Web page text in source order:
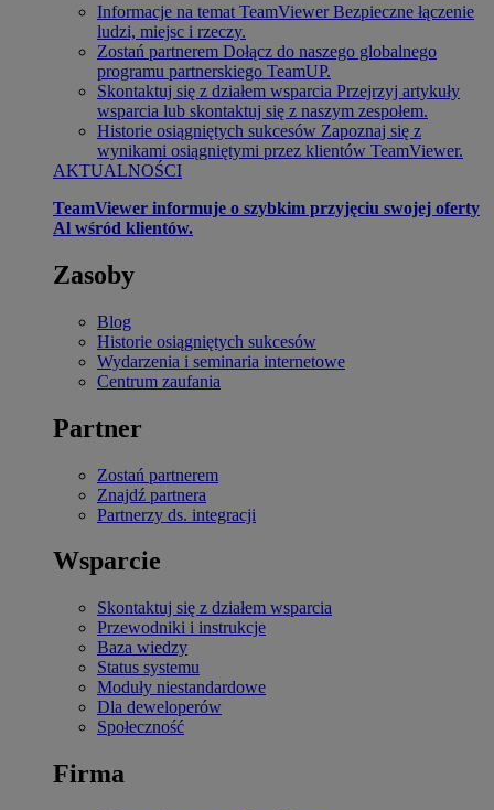
Informacje na temat TeamViewer Bezpieczne łączenie
ludzi, miejsc i rzeczy.
Zostań partnerem Dołącz do naszego globalnego
programu partnerskiego TeamUP.
Skontaktuj się z działem wsparcia Przejrzyj artykuły
wsparcia lub skontaktuj się z naszym zespołem.
Historie osiągniętych sukcesów Zapoznaj się z
wynikami osiągniętymi przez klientów TeamViewer.
AKTUALNOŚCI
TeamViewer informuje o szybkim przyjęciu swojej oferty
Al wśród klientów.
Zasoby
Blog
Historie osiągniętych sukcesów
Wydarzenia i seminaria internetowe
Centrum zaufania
Partner
Zostań partnerem
Znajdź partnera
Partnerzy ds. integracji
Wsparcie
Skontaktuj się z działem wsparcia
Przewodniki i instrukcje
Baza wiedzy
Status systemu
Moduły niestandardowe
Dla deweloperów
Społeczność
Firma